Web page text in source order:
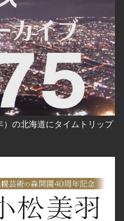
）の北海道にタイムトリップ